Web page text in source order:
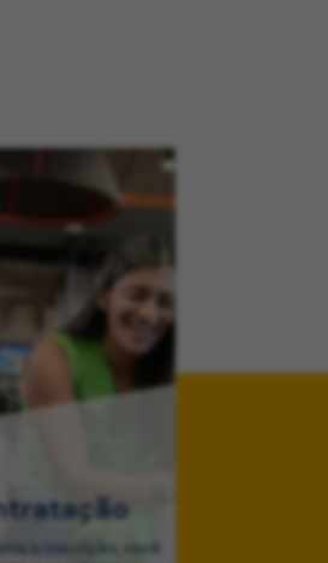
a inscrição, você